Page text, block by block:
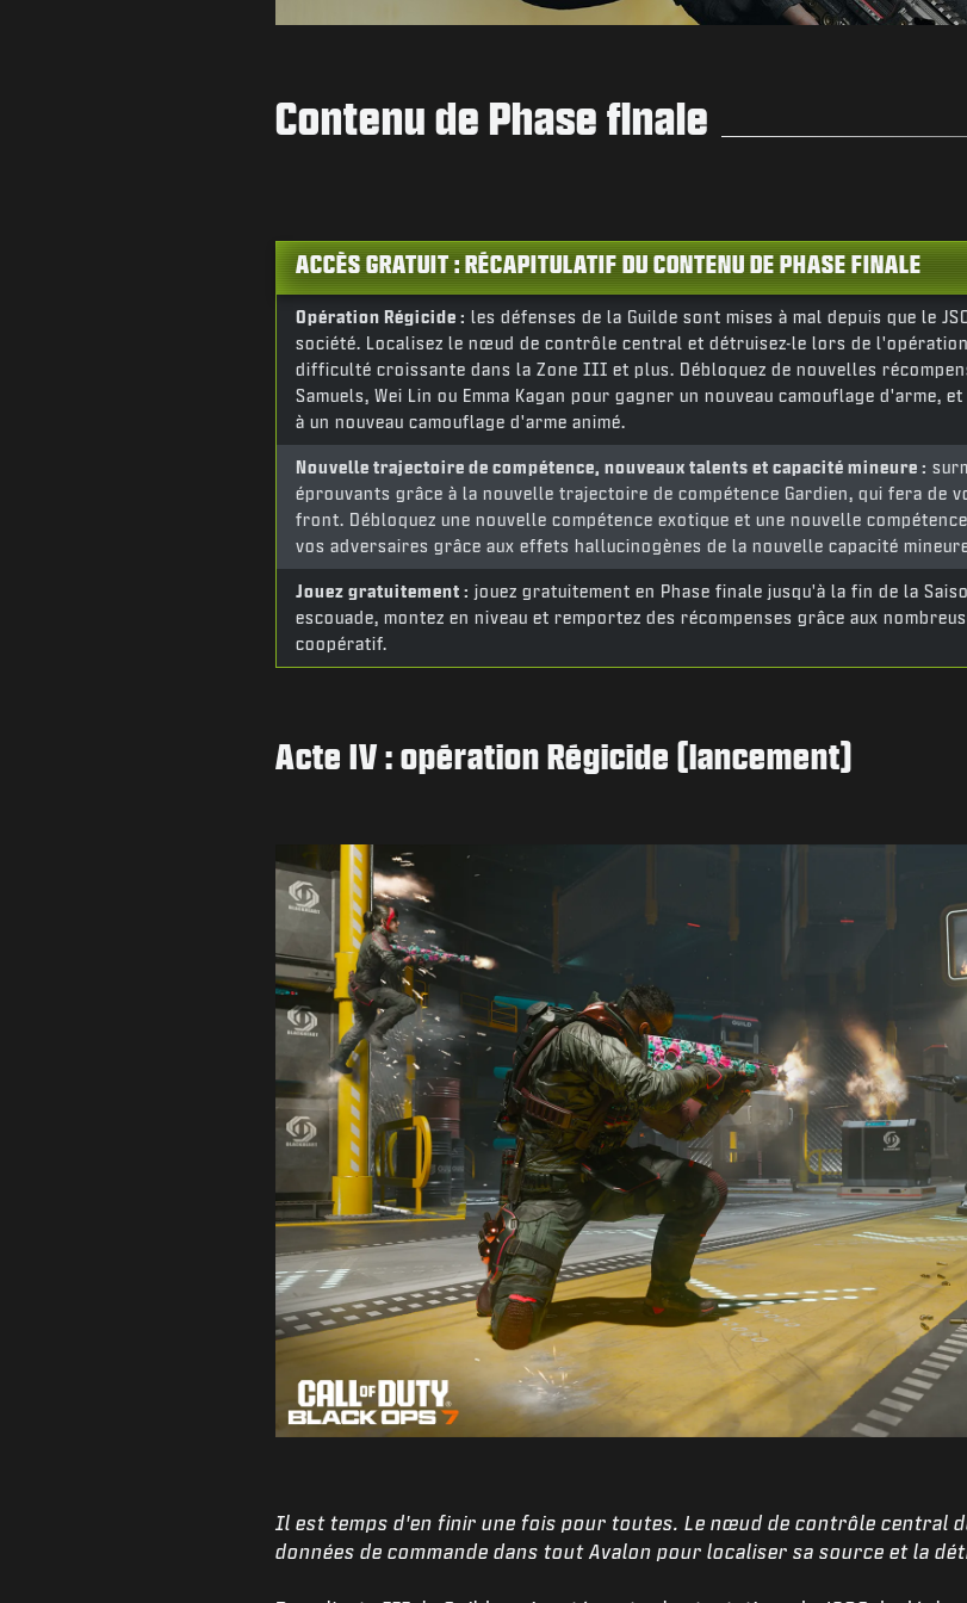
Contenu de Phase finale
ACCÈS GRATUIT : RÉCAPITULATIF DU CONTENU DE PHASE FINALE
Opération Régicide : les défenses de la Guilde sont mises à mal depuis que le
société. Localisez le nœud de contrôle central et détruisez-le lors de
difficulté croissante dans la Zone III et plus. Débloquez de nouvelles
Samuels, Wei Lin ou Emma Kagan pour gagner un nouveau camouflage d'arme,
à un nouveau camouflage d'arme animé.
Nouvelle trajectoire de compétence, nouveaux talents et capacité mineure :
éprouvants grâce à la nouvelle trajectoire de compétence Gardien, qui fera de
front. Débloquez une nouvelle compétence exotique et une nouvelle
vos adversaires grâce aux effets hallucinogènes de la nouvelle capacité
Jouez gratuitement : jouez gratuitement en Phase finale jusqu'à la fin de la
escouade, montez en niveau et remportez des récompenses grâce aux
coopératif.
Acte IV : opération Régicide (lancement)
Il est temps d'en finir une fois pour toutes. Le nœud de contrôle central
données de commande dans tout Avalon pour localiser sa source et la